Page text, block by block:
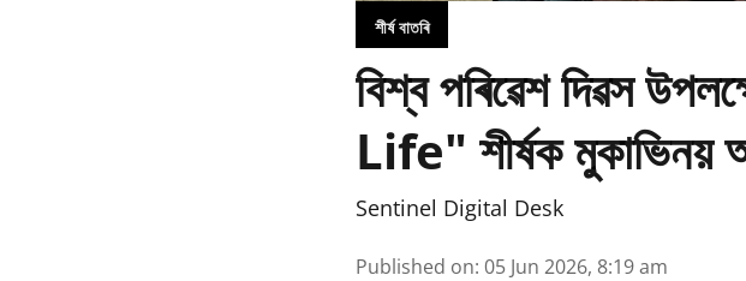
শীৰ্ষ বাতৰি
বিশ্ব পৰিৱেশ দিৱস
Life" শীৰ্ষক মুকাভিনয়
Sentinel Digital Desk
Published on: 05 Jun 2026, 8:19 am